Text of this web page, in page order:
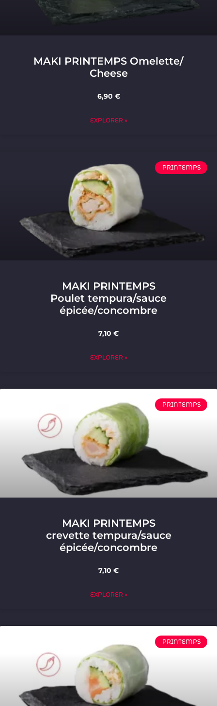
MAKI PRINTEMPS Omelette/
Cheese
6,90 €
EXPLORER »
PRINTEMPS
MAKI PRINTEMPS
Poulet tempura/sauce
épicée/concombre
7,10 €
EXPLORER »
PRINTEMPS
MAKI PRINTEMPS
crevette tempura/sauce
épicée/concombre
7,10 €
EXPLORER »
PRINTEMPS